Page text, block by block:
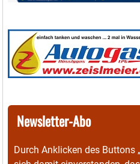
Newsletter-Abo
Durch Anklicken des Buttons